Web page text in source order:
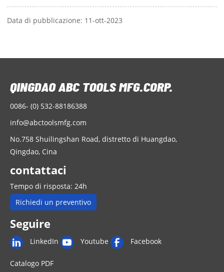
Data di pubblicazione: 11-ott-2023
0086- (0) 532-88186388
info@abctoolsmfg.com
No.758 Shuilingshan Road, distretto di Huangdao,
Qingdao, Cina
contattaci
Tempo di risposta: 24h
Richiedi un preventivo
Seguire
LinkedIn Youtube Facebook
Catalogo PDF